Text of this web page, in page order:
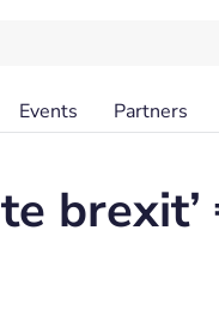
Events Partners